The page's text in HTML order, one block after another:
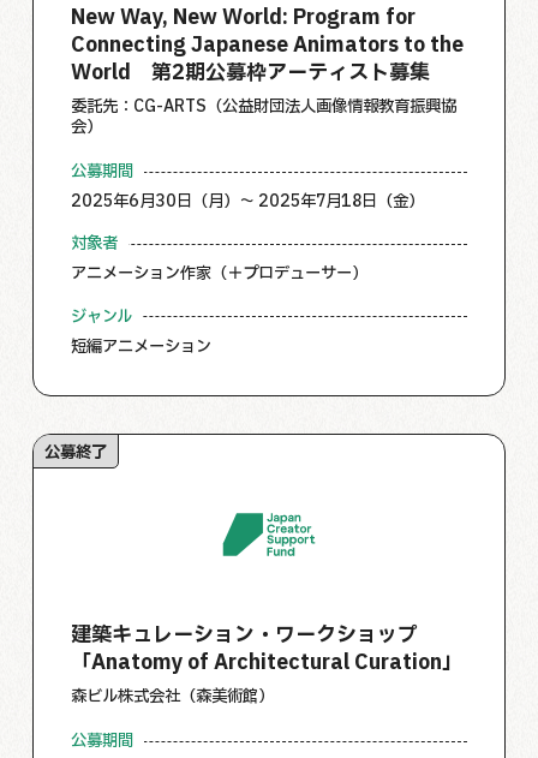
New Way, New World: Program for
Connecting Japanese Animators to the
World 第2期公募枠アーティスト募集
委託先：CG-ARTS（公益財団法人画像情報教育振興協
会）
公募期間
2025年6月30日（月）～ 2025年7月18日（金）
対象者
アニメーション作家（＋プロデューサー）
ジャンル
短編アニメーション
公募終了
建築キュレーション・ワークショップ
「Anatomy of Architectural Curation」
森ビル株式会社（森美術館）
公募期間